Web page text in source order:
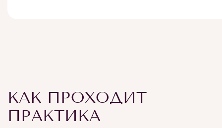
КАК ПРОХОДИТ
ПРАКТИКА